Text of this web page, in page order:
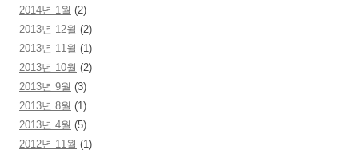
2014년 1월 (2)
2013년 12월 (2)
2013년 11월 (1)
2013년 10월 (2)
2013년 9월 (3)
2013년 8월 (1)
2013년 4월 (5)
2012년 11월 (1)